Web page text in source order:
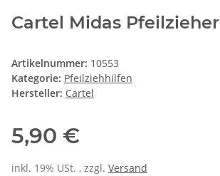
Cartel Midas Pfeilzieher
Artikelnummer: 10553
Kategorie: Pfeilziehhilfen
Hersteller: Cartel
5,90 €
inkl. 19% USt. , zzgl. Versand